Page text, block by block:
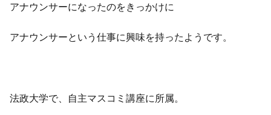
アナウンサーになったのをきっかけに
アナウンサーという仕事に興味を持ったようです。
法政大学で、自主マスコミ講座に所属。